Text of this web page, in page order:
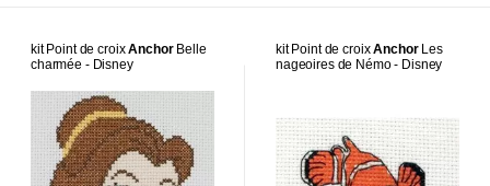
kit Point de croixAnchorBelle
charmée - Disney
kit Point de croixAnchorLes
nageoires de Némo - Disney